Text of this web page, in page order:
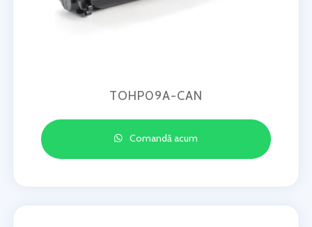
TOHP09A-CAN
Comandă acum